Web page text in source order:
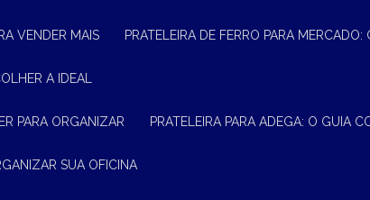
VENDER MAIS PRATELEIRA DE FERRO PARA
A IDEAL
PARA ORGANIZAR PRATELEIRA PARA ADEGA: O GUIA
SUA OFICINA